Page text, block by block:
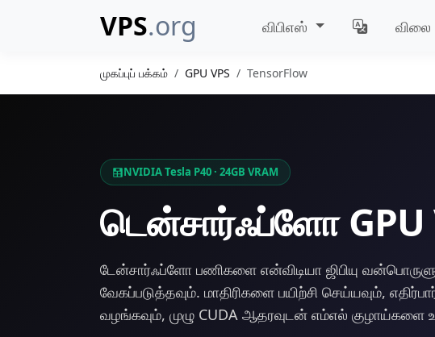
VPS.org விபிஎஸ்
முகப்புப் பக்கம் GPU VPS TensorFlow
NVIDIA Tesla P40 · 24GB VRAM
டென்சார்ஃப்ளோ GPU
டேன்சார்ஃப்ளோ பணிகளை என்விடியா ஜிபியு
வேகப்படுத்தவும். மாதிரிகளை பயிற்சி செய்யவும்,
வழங்கவும், முழு CUDA ஆதரவுடன் எம்எல் குழாய்களை